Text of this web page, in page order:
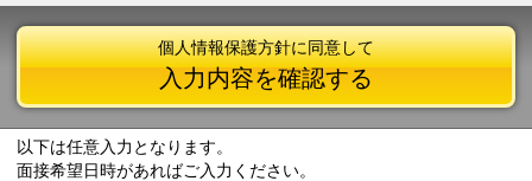
個人情報保護方針
個人情報保護方針に同意して
入力内容を確認する
以下は任意入力となります。
面接希望日時があればご入力ください。